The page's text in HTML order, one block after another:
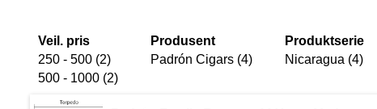
Veil. pris
250 - 500 (2)
500 - 1000 (2)
Produsent
Padrón Cigars (4)
Produktserie
Nicaragua (4)